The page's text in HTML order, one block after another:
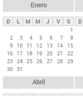
ds
p
n
c
i
Enero
D L M M J V
S
1
2
3 4 5 6 7
8
9 10 11 12 13 14
15
16 17 18 19 20 21
22
23 24 25 26 27 28 29
30 31
D
Abril